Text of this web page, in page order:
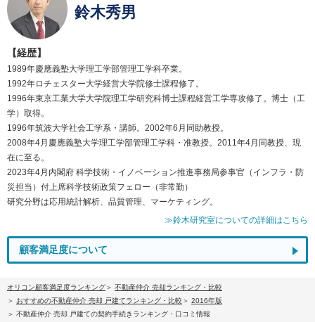
鈴木秀男
【経歴】
1989年慶應義塾大学理工学部管理工学科卒業。
1992年ロチェスター大学経営大学院修士課程修了。
1996年東京工業大学大学院理工学研究科博士課程経営工学専攻修了。博士（工
学）取得。
1996年筑波大学社会工学系・講師。2002年6月同助教授。
2008年4月慶應義塾大学理工学部管理工学科・准教授。2011年4月同教授、現
在に至る。
2023年4月内閣府 科学技術・イノベーション推進事務局参事官（インフラ・防
災担当）付上席科学技術政策フェロー（非常勤）
研究分野は応用統計解析、品質管理、マーケティング。
≫鈴木研究室についての詳細はこちら
顧客満足度について
オリコン顧客満足度ランキング
不動産仲介 売却ランキング・比較
おすすめの不動産仲介 売却 戸建てランキング・比較
2016年版
不動産仲介 売却 戸建ての契約手続きランキング・口コミ情報